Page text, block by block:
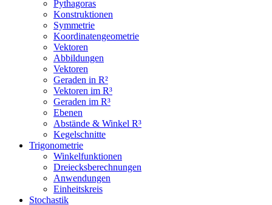
Pythagoras
Konstruktionen
Symmetrie
Koordinatengeometrie
Vektoren
Abbildungen
Vektoren
Geraden in R²
Vektoren im R³
Geraden im R³
Ebenen
Abstände & Winkel R³
Kegelschnitte
Trigonometrie
Winkelfunktionen
Dreiecksberechnungen
Anwendungen
Einheitskreis
Stochastik